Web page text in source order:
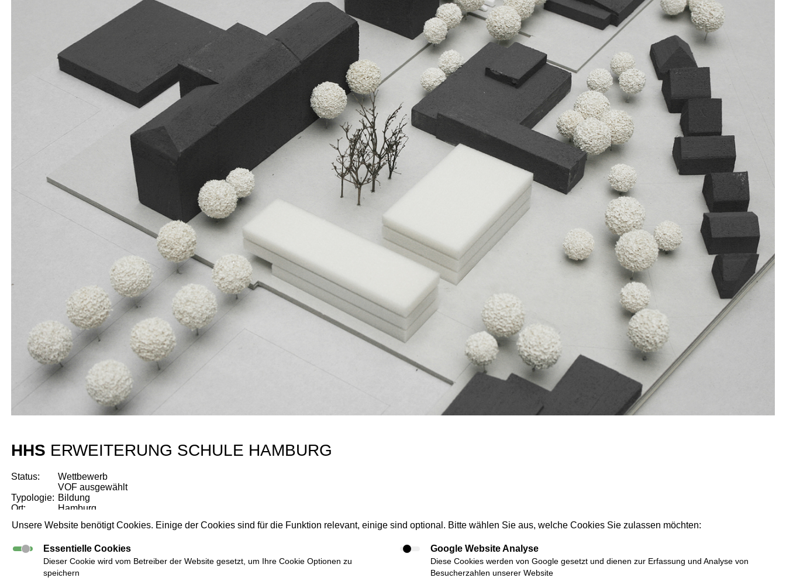
HHS ERWEITERUNG SCHULE HAMBURG
Status:
Wettbewerb
VOF ausgewählt
Typologie: Bildung
Ort:
Hamburg
IMPRESSUM NUTZUNGSBEDINGUNGEN
Unsere Website benötigt Cookies. Einige der Cookies sind für die Funktion relevant, einige sind optional. Bitte wählen Sie aus, welche Cookies Sie zulassen möchten:
Essentielle Cookies
Dieser Cookie wird vom Betreiber der Website gesetzt, um Ihre Cookie Optionen zu
speichern
Google Website Analyse
Diese Cookies werden von Google gesetzt und dienen zur Erfassung und Analyse von
Besucherzahlen unserer Website